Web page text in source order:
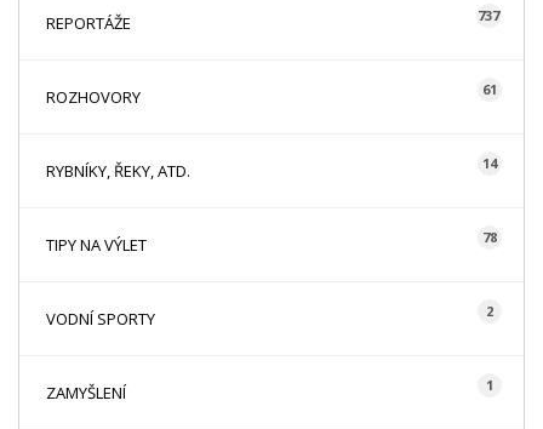
REPORTÁŽE 737
ROZHOVORY 61
RYBNÍKY, ŘEKY, ATD. 14
TIPY NA VÝLET 78
VODNÍ SPORTY 2
ZAMYŠLENÍ 1